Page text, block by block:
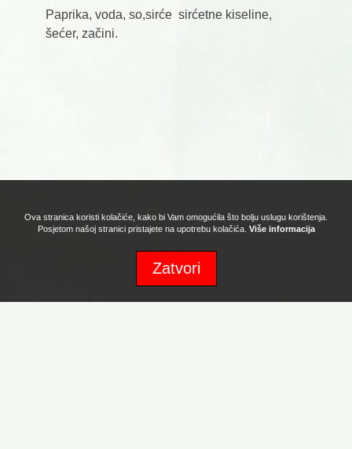
Ova stranica koristi kolačiće, kako bi Vam omogućila što bolju uslugu korištenja.
Posjetom našoj stranici pristajete na upotrebu kolačića. Više informacija
Zatvori
Paprika, voda, so,sirće sirćetne kiseline,
šećer, začini.